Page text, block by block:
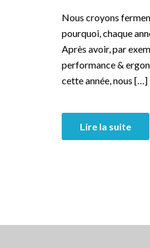
Nous croyons
pourquoi, chaque
Après avoir, par
performance &
cette année, nous […]
Lire la suite